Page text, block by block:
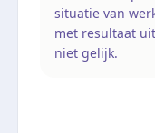
situatie van
met resultaat
niet gelijk.